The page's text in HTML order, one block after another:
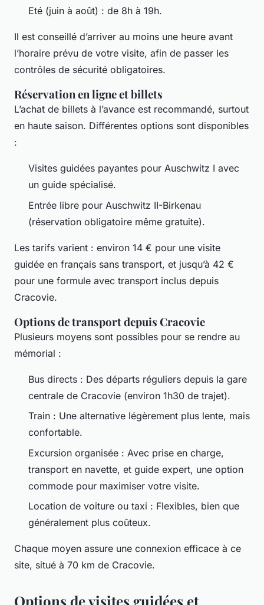
Eté (juin à août) : de 8h à 19h.
Il est conseillé d’arriver au moins une heure avant
l’horaire prévu de votre visite, afin de passer les
contrôles de sécurité obligatoires.
Réservation en ligne et billets
L’achat de billets à l’avance est recommandé, surtout
en haute saison. Différentes options sont disponibles
:
Visites guidées payantes pour Auschwitz I avec
un guide spécialisé.
Entrée libre pour Auschwitz II-Birkenau
(réservation obligatoire même gratuite).
Les tarifs varient : environ 14 € pour une visite
guidée en français sans transport, et jusqu’à 42 €
pour une formule avec transport inclus depuis
Cracovie.
Options de transport depuis Cracovie
Plusieurs moyens sont possibles pour se rendre au
mémorial :
Bus directs : Des départs réguliers depuis la gare
centrale de Cracovie (environ 1h30 de trajet).
Train : Une alternative légèrement plus lente, mais
confortable.
Excursion organisée : Avec prise en charge,
transport en navette, et guide expert, une option
commode pour maximiser votre visite.
Location de voiture ou taxi : Flexibles, bien que
généralement plus coûteux.
Chaque moyen assure une connexion efficace à ce
site, situé à 70 km de Cracovie.
Options de visites guidées et